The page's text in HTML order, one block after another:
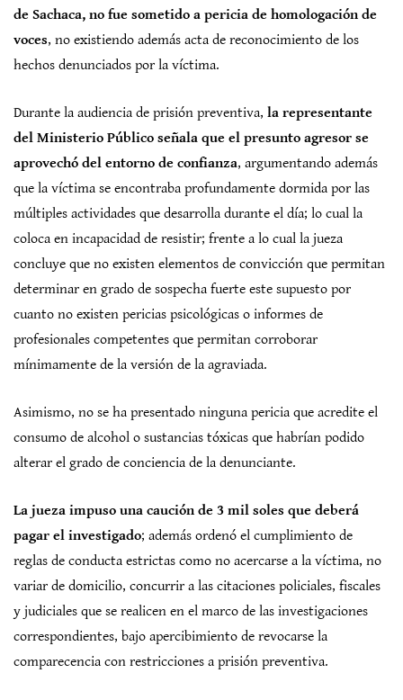
de Sachaca, no fue sometido a pericia de homologación de
voces, no existiendo además acta de reconocimiento de los
hechos denunciados por la víctima.
Durante la audiencia de prisión preventiva, la representante
del Ministerio Público señala que el presunto agresor se
aprovechó del entorno de confianza, argumentando además
que la víctima se encontraba profundamente dormida por las
múltiples actividades que desarrolla durante el día; lo cual la
coloca en incapacidad de resistir; frente a lo cual la jueza
concluye que no existen elementos de convicción que permitan
determinar en grado de sospecha fuerte este supuesto por
cuanto no existen pericias psicológicas o informes de
profesionales competentes que permitan corroborar
mínimamente de la versión de la agraviada.
Asimismo, no se ha presentado ninguna pericia que acredite el
consumo de alcohol o sustancias tóxicas que habrían podido
alterar el grado de conciencia de la denunciante.
La jueza impuso una caución de 3 mil soles que deberá
pagar el investigado; además ordenó el cumplimiento de
reglas de conducta estrictas como no acercarse a la víctima, no
variar de domicilio, concurrir a las citaciones policiales, fiscales
y judiciales que se realicen en el marco de las investigaciones
correspondientes, bajo apercibimiento de revocarse la
comparecencia con restricciones a prisión preventiva.